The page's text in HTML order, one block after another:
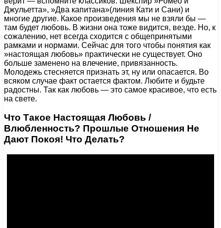
Джульетта», »Два капитана»(линия Кати и Сани) и
многие другие. Какое произведения мы не взяли бы —
там будет любовь. В жизни она тоже видится, везде. Но, к
сожалению, нет всегда сходится с общепринятыми
рамками и нормами. Сейчас для того чтобы понятия как
»настоящая любовь» практически не существует. Оно
больше заменено на влечение, привязанность.
Молодежь стесняется признать эт, ну или опасается. Во
всяком случае факт остается фактом. Любите и будьте
радостны. Так как любовь — это самое красивое, что есть
на свете.
Что Такое Настоящая Любовь /
Влюбленность? Прошлые Отношения Не
Дают Покоя! Что Делать?